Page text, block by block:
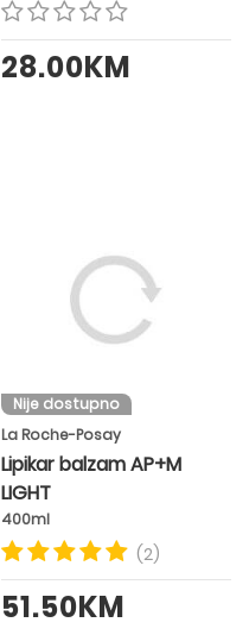
28.00KM
Nije dostupno
La Roche-Posay
Lipikar balzam AP+M
LIGHT
400ml
(2)
51.50KM